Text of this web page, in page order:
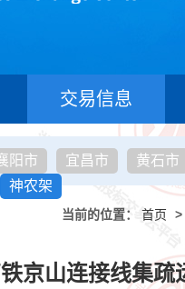
交易信息
阳市 宜昌市
黄石市
神农架
当前的位置： 首页 >
京山连接线集